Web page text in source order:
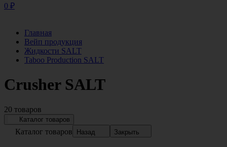
0 ₽
Главная
Вейп продукция
Жидкости SALT
Taboo Production SALT
Crusher SALT
20 товаров
Каталог товаров
Каталог товаров Назад Закрыть